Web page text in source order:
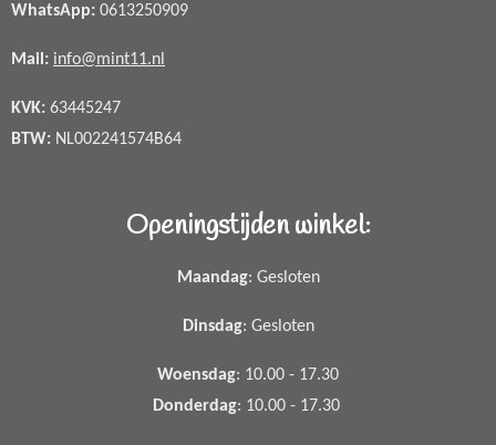
WhatsApp: 0613250909
Mail: info@mint11.nl
KVK: 63445247
BTW: NL002241574B64
Openingstijden winkel:
Maandag: Gesloten
Dinsdag: Gesloten
Woensdag: 10.00 - 17.30
Donderdag: 10.00 - 17.30